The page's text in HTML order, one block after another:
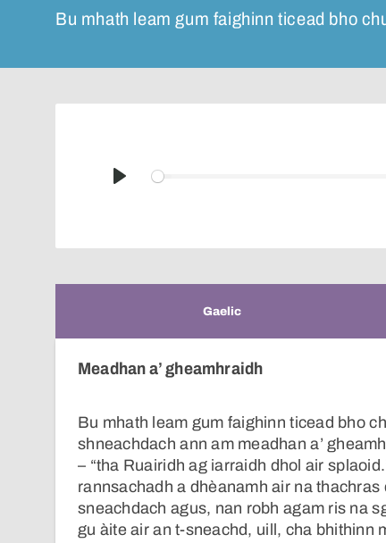
Bu mhath leam gum faighinn ticead bho
Play
Gaelic
Meadhan a’ gheamhraidh
Bu mhath leam gum faighinn ticead bho
shneachdach ann am meadhan a’
– “tha Ruairidh ag iarraidh dhol air
rannsachadh a dhèanamh air na
sneachdach agus, nan robh agam ris na
gu àite air an t-sneachd, uill, cha bhithinn